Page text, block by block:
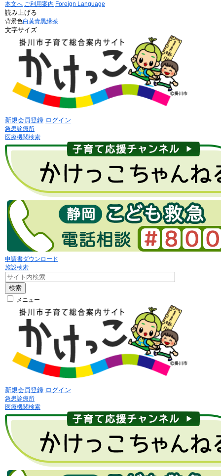
本文へ ご利用案内 Foreign Language
読み上げる
背景色白黄青黒緑茶
文字サイズ
新規会員登録 ログイン
急患診療所
医療機関検索
申請書ダウンロード
施設検索
検索
メニュー
新規会員登録 ログイン
急患診療所
医療機関検索